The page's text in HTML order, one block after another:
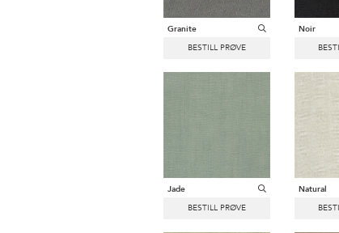
Granite Noir
Jade Natural